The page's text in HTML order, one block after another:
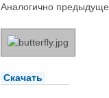
Аналогично
Скачать